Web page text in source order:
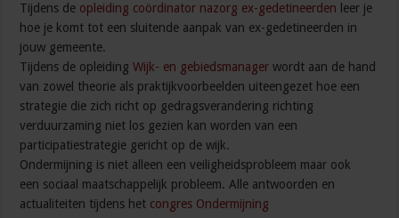
Tijdens de opleiding coördinator nazorg ex-gedetineerden leer je
hoe je komt tot een sluitende aanpak van ex-gedetineerden in
jouw gemeente.
Tijdens de opleidingWijk- en gebiedsmanager wordt aan de hand
van zowel theorie als praktijkvoorbeelden uiteengezet hoe een
strategie die zich richt op gedragsverandering richting
verduurzaming niet los gezien kan worden van een
participatiestrategie gericht op de wijk.
Ondermijning is niet alleen een veiligheidsprobleem maar ook
een sociaal maatschappelijk probleem. Alle antwoorden en
actualiteiten tijdens het congres Ondermijning